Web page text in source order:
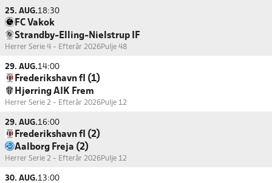
25. AUG.18:30
FC Vakok
Strandby-Elling-Nielstrup IF
Herrer Serie 4 - Efterår 2026Pulje 48
29. AUG.14:00
Frederikshavn fI (1)
Hjørring AIK Frem
Herrer Serie 2 - Efterår 2026Pulje 12
29. AUG.16:00
Frederikshavn fI (2)
Aalborg Freja (2)
Herrer Serie 2 - Efterår 2026Pulje 12
30. AUG.13:00